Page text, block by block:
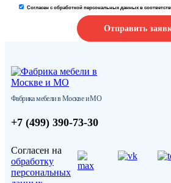
Согласен с обработкой персональных данных в
Отправить
Фабрика мебели в Москве и МО
+7 (499) 390-73-30
Согласен на
обработку
персональных